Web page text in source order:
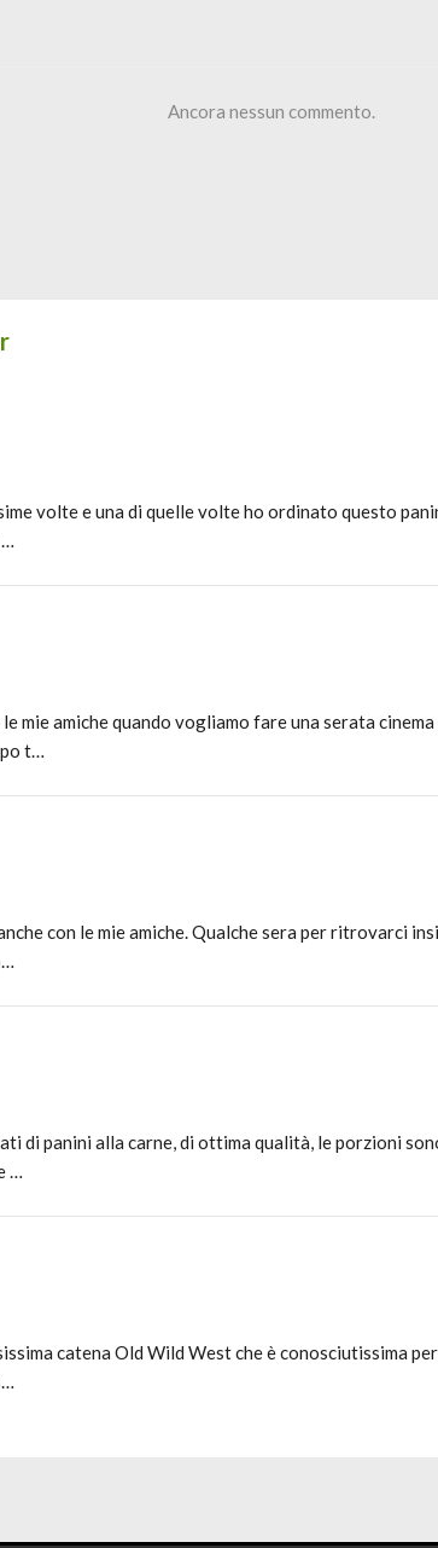
Ancora nessun commento.
volte e una di quelle volte ho ordinato questo
mie amiche quando vogliamo fare una serata
t…
con le mie amiche. Qualche sera per ritrovarci
di panini alla carne, di ottima qualità, le porzioni
…
catena Old Wild West che è conosciutissima